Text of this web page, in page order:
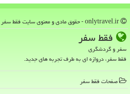
فقط سفر
سفر و گردشگری
فقط سفر، دروازه ای به طرف تجربه های جدید.
صفحات فقط سفر